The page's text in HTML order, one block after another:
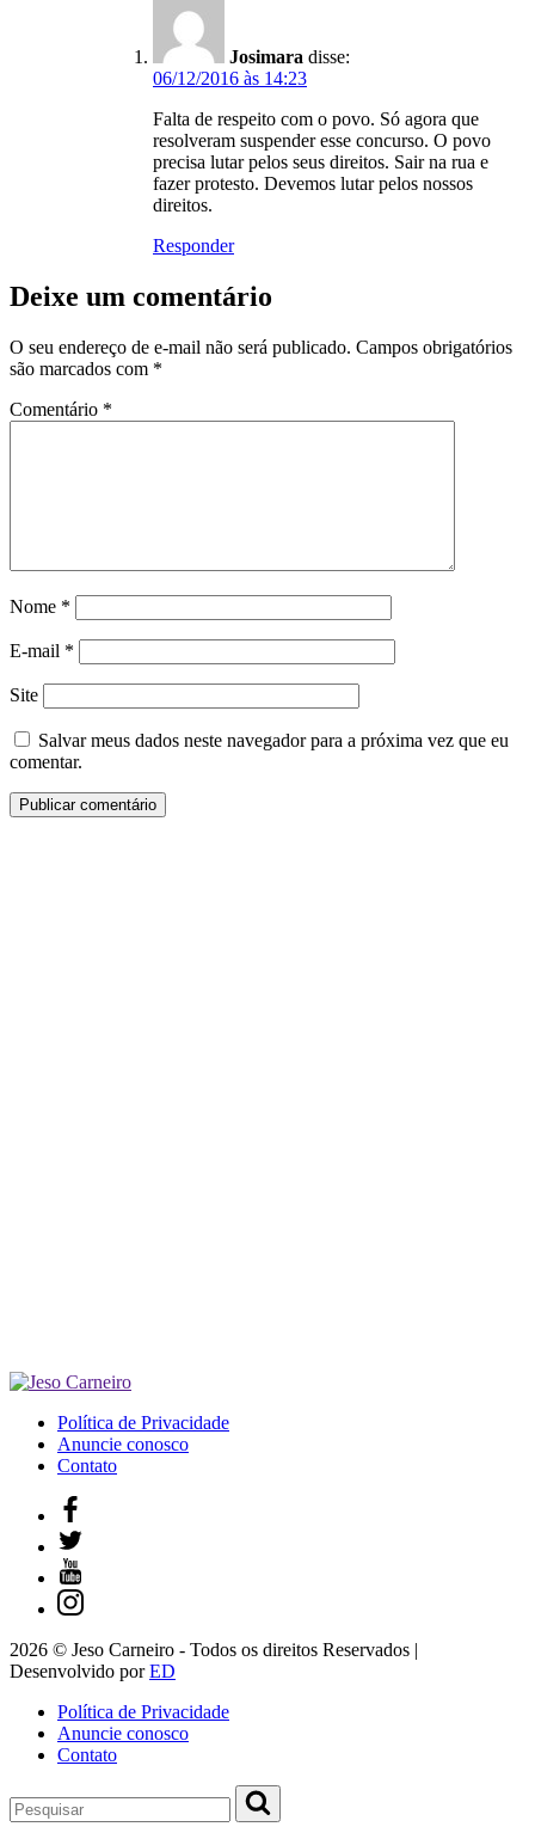
Josimara disse:
06/12/2016 às 14:23
Falta de respeito com o povo. Só agora que
resolveram suspender esse concurso. O povo
precisa lutar pelos seus direitos. Sair na rua e
fazer protesto. Devemos lutar pelos nossos
direitos.
Responder
Deixe um comentário
O seu endereço de e-mail não será publicado. Campos obrigatórios
são marcados com *
Comentário *
Nome *
E-mail *
Site
Salvar meus dados neste navegador para a próxima vez que eu
comentar.
Política de Privacidade
Anuncie conosco
Contato
2026 © Jeso Carneiro - Todos os direitos Reservados |
Desenvolvido porED
Política de Privacidade
Anuncie conosco
Contato